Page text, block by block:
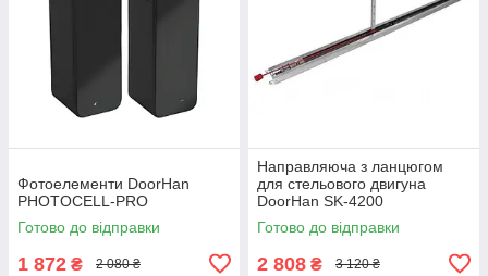
Фотоелементи DoorHan
PHOTOCELL-PRO
Готово до відправки
1 872 ₴ 2 080 ₴
Направляюча з ланцюгом
для стельового двигуна
DoorHan SK-4200
Готово до відправки
2 808 ₴ 3 120 ₴